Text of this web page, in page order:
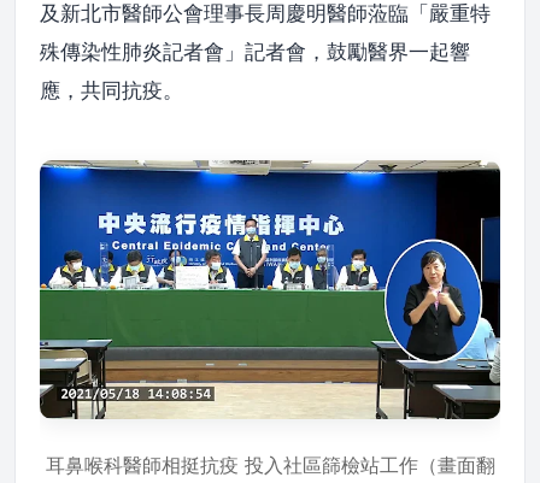
及新北市醫師公會理事長周慶明醫師蒞臨「嚴重特
殊傳染性肺炎記者會」記者會，鼓勵醫界一起響
應，共同抗疫。
耳鼻喉科醫師相挺抗疫 投入社區篩檢站工作（畫面翻